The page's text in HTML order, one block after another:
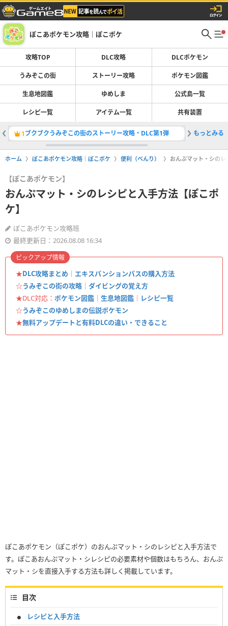
ぽこあポケモン攻略｜ぽこポケ
攻略TOP DLC攻略 DLCポケモン
うみぞこの街 ストーリー攻略 ポケモン図鑑
生息地図鑑 ゆめしま 公式島一覧
レシピ一覧 アイテム一覧 共有装置
1ブクブクうみぞこの街のストーリー攻略・DLC第1弾 2ブクブ
もっとみる
ホーム ぽこあポケモン攻略｜ぽこポケ 便利（べんり） おんぷマット・シの
【ぽこあポケモン】
おんぷマット・シのレシピと入手方法【ぽこポ
ケ】
ぽこあポケモン攻略班
最終更新日：2026.08.08 16:34
★DLC攻略まとめ ｜ エキスパンションパスの購入方法
☆うみぞこの街の攻略 ｜ ダイビングの覚え方
★DLC対応： ポケモン図鑑 ｜ 生息地図鑑 ｜ レシピ一覧
☆うみぞこのゆめしまの伝説ポケモン
★無料アップデートと有料DLCの違い・できること
ピックアップ情報
ぽこあポケモン（ぽこポケ）のおんぷマット・シのレシピと入手方法で
す。ぽこあおんぷマット・シレシピの必要素材や個数はもちろん、おんぷ
マット・シを直接入手する方法も詳しく掲載しています。
目次
レシピと入手方法